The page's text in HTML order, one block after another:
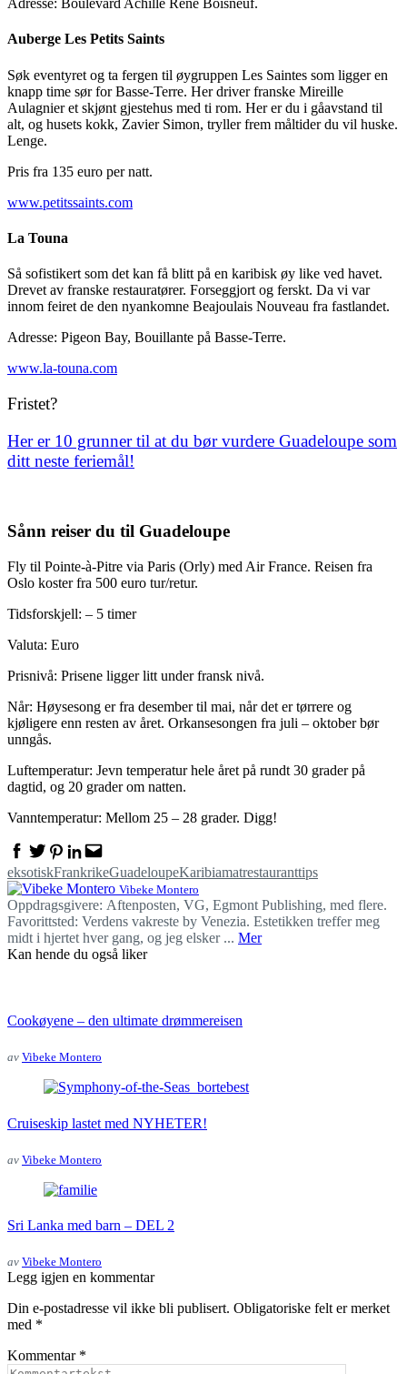
Adresse: Boulevard Achille René Boisneuf.
Auberge Les Petits Saints
Søk eventyret og ta fergen til øygruppen Les Saintes som ligger en
knapp time sør for Basse-Terre. Her driver franske Mireille
Aulagnier et skjønt gjestehus med ti rom. Her er du i gåavstand til
alt, og husets kokk, Zavier Simon, tryller frem måltider du vil huske.
Lenge.
Pris fra 135 euro per natt.
www.petitssaints.com
La Touna
Så sofistikert som det kan få blitt på en karibisk øy like ved havet.
Drevet av franske restauratører. Forseggjort og ferskt. Da vi var
innom feiret de den nyankomne Beajoulais Nouveau fra fastlandet.
Adresse: Pigeon Bay, Bouillante på Basse-Terre.
www.la-touna.com
Fristet?
Her er 10 grunner til at du bør vurdere Guadeloupe som
ditt neste feriemål!
Sånn reiser du til Guadeloupe
Fly til Pointe-à-Pitre via Paris (Orly) med Air France. Reisen fra
Oslo koster fra 500 euro tur/retur.
Tidsforskjell: – 5 timer
Valuta: Euro
Prisnivå: Prisene ligger litt under fransk nivå.
Når: Høysesong er fra desember til mai, når det er tørrere og
kjøligere enn resten av året. Orkansesongen fra juli – oktober bør
unngås.
Luftemperatur: Jevn temperatur hele året på rundt 30 grader på
dagtid, og 20 grader om natten.
Vanntemperatur: Mellom 25 – 28 grader. Digg!
Facebook
TwitterPinterest
Linkedin
Email
eksotiskFrankrikeGuadeloupeKaribiamatrestauranttips
Vibeke Montero
Oppdragsgivere: Aftenposten, VG, Egmont Publishing, med flere.
Favorittsted: Verdens vakreste by Venezia. Estetikken treffer meg
midt i hjertet hver gang, og jeg elsker ... Mer
Kan hende du også liker
Cookøyene – den ultimate drømmereisen
av Vibeke Montero
Cruiseskip lastet med NYHETER!
av Vibeke Montero
Sri Lanka med barn – DEL 2
av Vibeke Montero
Legg igjen en kommentar
Din e-postadresse vil ikke bli publisert. Obligatoriske felt er merket
med *
Kommentar *